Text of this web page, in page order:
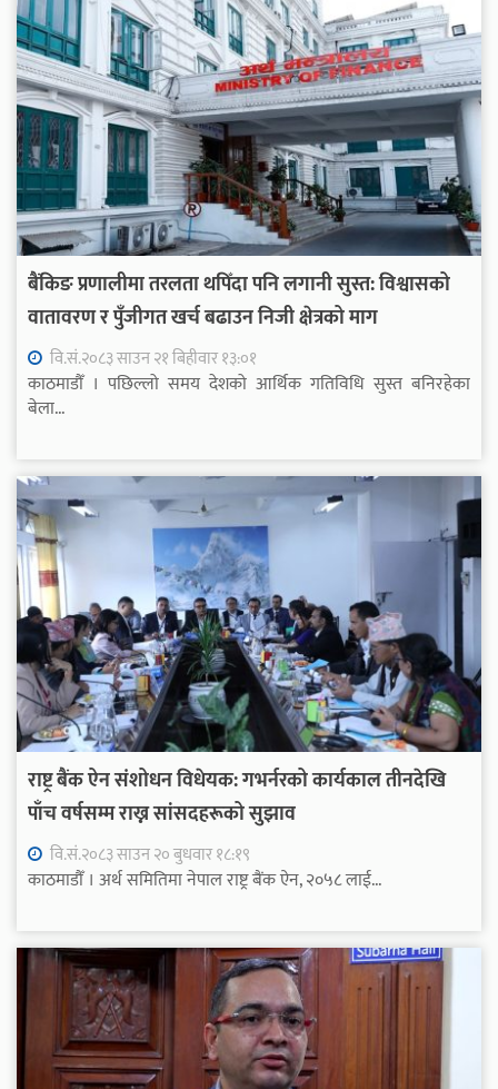
बैंकिङ प्रणालीमा तरलता थपिँदा पनि लगानी सुस्त: विश्वासको
वातावरण र पुँजीगत खर्च बढाउन निजी क्षेत्रको माग
वि.सं.२०८३ साउन २१ बिहीवार १३:०१
काठमाडौँ । पछिल्लो समय देशको आर्थिक गतिविधि सुस्त बनिरहेका
बेला...
राष्ट्र बैंक ऐन संशोधन विधेयक: गभर्नरको कार्यकाल तीनदेखि
पाँच वर्षसम्म राख्न सांसदहरूको सुझाव
वि.सं.२०८३ साउन २० बुधवार १८:१९
काठमाडौँ । अर्थ समितिमा नेपाल राष्ट्र बैंक ऐन, २०५८ लाई...